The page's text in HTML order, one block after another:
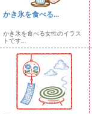
かき氷を食べる...
かき氷を食べる女性のイラス
トです...